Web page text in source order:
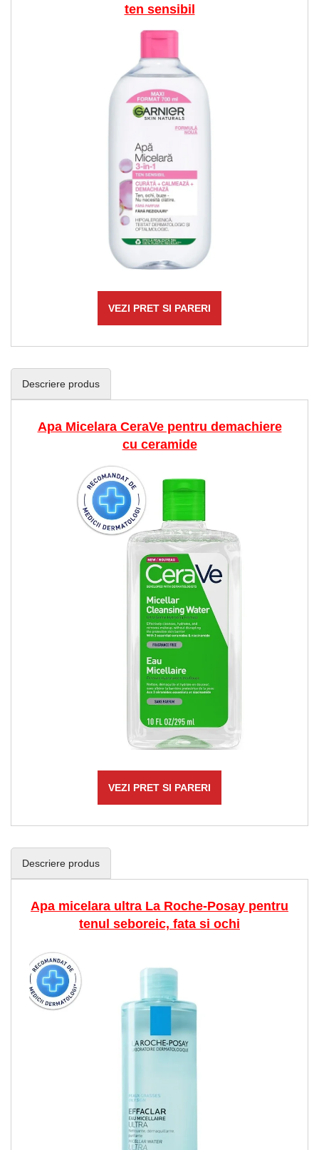
ten sensibil
VEZI PRET SI PARERI
Descriere produs
Apa Micelara CeraVe pentru demachiere
cu ceramide
VEZI PRET SI PARERI
Descriere produs
Apa micelara ultra La Roche-Posay pentru
tenul seboreic, fata si ochi